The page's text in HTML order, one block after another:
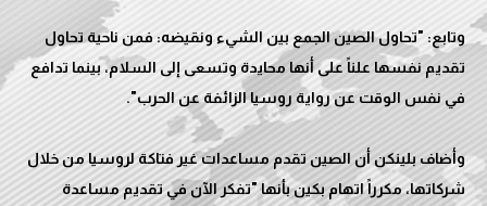
وتابع: "تحاول الصين الجمع بين الشيء ونقيضه: فمن ناحية تحاول
تقديم نفسها علناً على أنها محايدة وتسعى إلى السلام، بينما تدافع
وأضاف بلينكن أن الصين تقدم مساعدات غير فتاكة لروسيا من خلال
شركاتها، مكرراً اتهام بكين بأنها "تفكر الآن في تقديم مساعدة